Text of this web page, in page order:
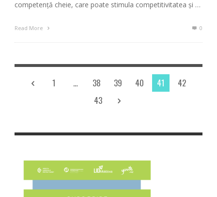
competență cheie, care poate stimula competitivitatea și …
Read More 0
1 … 38 39 40 41
42
43